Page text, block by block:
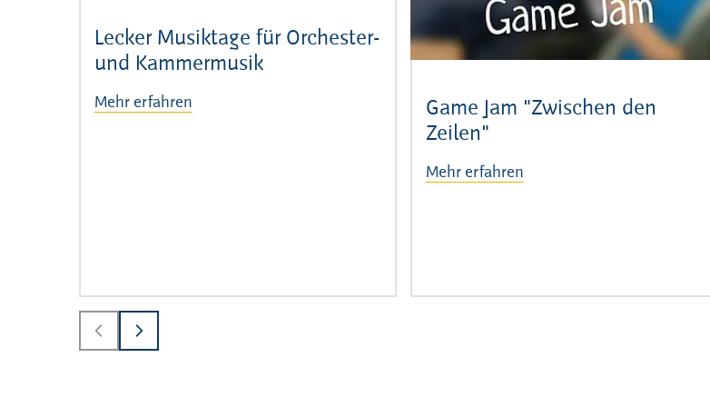
Lecker Musiktage für Orchester-
und Kammermusik
Mehr erfahren
Game Jam "Zwischen den
Zeilen"
Mehr erfahren